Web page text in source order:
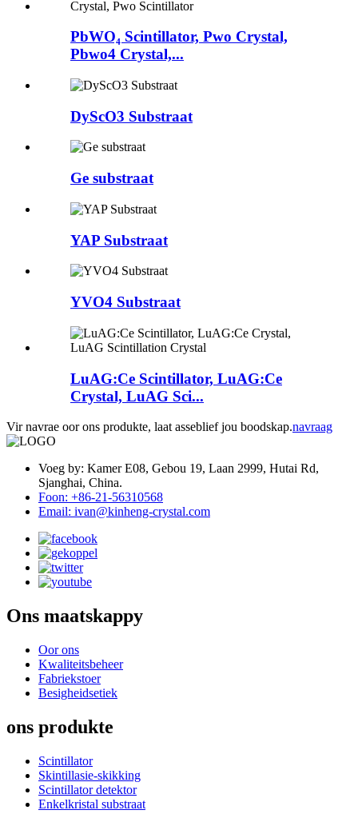
PbWO₄ Scintillator, Pwo Crystal,
Pbwo4 Crystal,...
DyScO3 Substraat
Ge substraat
YAP Substraat
YVO4 Substraat
LuAG:Ce Scintillator, LuAG:Ce
Crystal, LuAG Sci...
Vir navrae oor ons produkte, laat asseblief jou boodskap.navraag
Voeg by: Kamer E08, Gebou 19, Laan 2999, Hutai Rd,
Sjanghai, China.
Foon: +86-21-56310568
Email: ivan@kinheng-crystal.com
Ons maatskappy
Oor ons
Kwaliteitsbeheer
Fabriekstoer
Besigheidsetiek
ons produkte
Scintillator
Skintillasie-skikking
Scintillator detektor
Enkelkristal substraat